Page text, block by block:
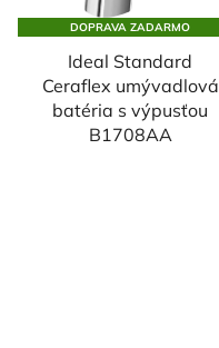
DOPRAVA ZADARMO
Ideal Standard
Ceraflex umývadlová
batéria s výpusťou
B1708AA